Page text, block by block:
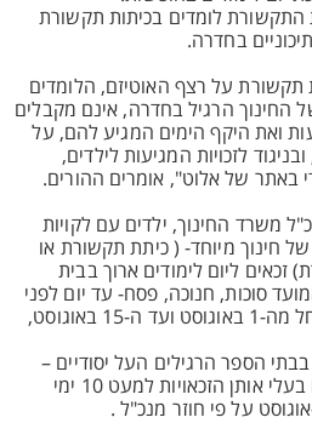
התקשורת לומדים בכיתות תקשורת
בחדרה.
תקשורת על רצף האוטיזם, הלומדים
החינוך הרגיל בחדרה, אינם מקבלים
ואת היקף הימים המגיע להם, על
לזכויות המגיעות לילדים,
באתר של אלוט", אומרים ההורים.
משרד החינוך, ילדים עם לקויות
חינוך מיוחד- ( כיתת תקשורת או
זכאים ליום לימודים ארוך בבית
סוכות, חנוכה, פסח- עד יום לפני
ערב החג, ובחופש הגדול- החל מה-1 באוגוסט ועד ה-15 באוגוסט,
הספר הרגילים העל יסודיים –
חטיבות ביניים ותיכונים – הם בעלי אותן הזכאויות למעט 10 ימי
על פי חוזר מנכ"ל .